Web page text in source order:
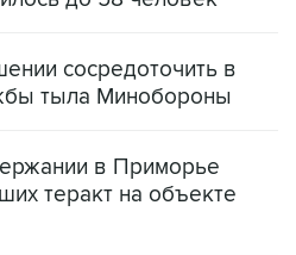
сосредоточить в
тыла Минобороны
в Приморье
теракт на объекте